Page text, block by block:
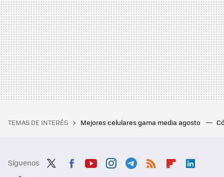
TEMAS DE INTERÉS Mejores celulares gama media agosto
Síguenos